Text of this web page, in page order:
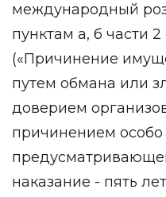
международный
пунктам а, б части
(«Причинение
путем обмана или
доверием
причинением особо
наказание - пять